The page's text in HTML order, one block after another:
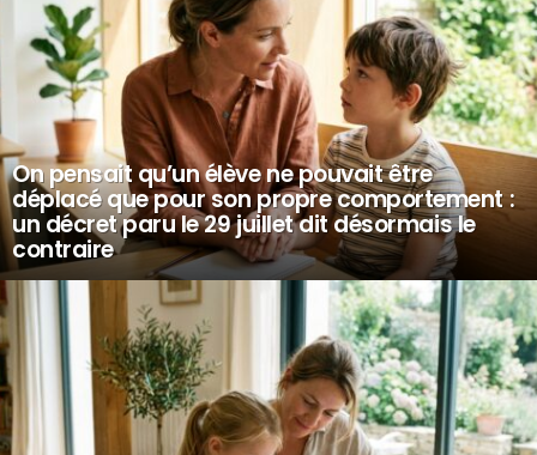
On pensait qu’un élève ne pouvait être
déplacé que pour son propre comportement :
un décret paru le 29 juillet dit désormais le
contraire